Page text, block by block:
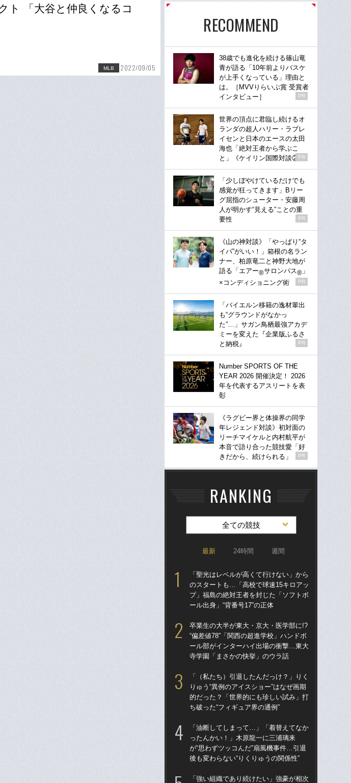
ト 「大谷と仲良くなるコ
MLB 2022/09/05
RECOMMEND
38歳でも進化を続ける篠山竜
青が語る「10年前よりバスケ
が上手くなっている」理由と
は。［MVVりらいぶ賞 受賞者
インタビュー］
PR
世界の頂点に君臨し続けるオ
ランダの超人ハリー・ラブレ
イセンと日本のエースの太田
海也「絶対王者から学ぶこ
と」《ケイリン国際対談②》
PR
「少しぼやけているだけでも
感覚が狂ってきます」Bリー
グ屈指のシューター・安藤周
人が明かす“見える”ことの重
要性
PR
《山の神対談》「やっぱり“タ
イパ”がいい！」箱根の名ラン
ナー、柏原竜二と神野大地が
語る「エアー®サロンパス® 」
×コンディショニング術
PR
「バイエルン移籍の逸材輩出
も“グラウンドがなかっ
た”…」サガン鳥栖最強アカデ
ミーを変えた『企業版ふるさ
と納税』
PR
Number SPORTS OF THE
YEAR 2026 開催決定！ 2026
年を代表するアスリートを表
彰
《ラグビー界と体操界の同学
年レジェンド対談》初対面の
リーチマイケルと内村航平が
本音で語り合った競技愛「好
きだから、続けられる」
PR
RANKING
全ての競技
最新 24時間 週間
「聖光はレベルが高くて行けない」から
のスタートも…「高校で球速15キロアッ
プ」福島の絶対王者を封じた「ソフトボ
ール出身」“背番号17”の正体
卒業生の大半が東大・京大・医学部に!?
“偏差値78”「関西の超進学校」ハンドボ
ール部がインターハイ出場の衝撃…東大
寺学園「まさかの快挙」のウラ話
「（私たち）引退したんだっけ？」りく
りゅう“異例のアイスショー”はなぜ画期
的だった？「世界的にも珍しい試み」打
ち破った“フィギュア界の通例”
「油断してしまって…」「着替えてなか
ったんかい！」木原龍一に三浦璃来
が“思わずツッコんだ”扇風機事件…引退
後も変わらない“りくりゅうの関係性”
「強い組織であり続けたい」強豪が相次